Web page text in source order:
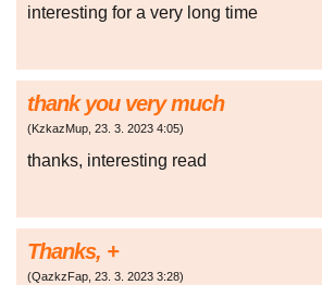
interesting for a very long time
thank you very much
(KzkazMup, 23. 3. 2023 4:05)
thanks, interesting read
Thanks, +
(QazkzFap, 23. 3. 2023 3:28)